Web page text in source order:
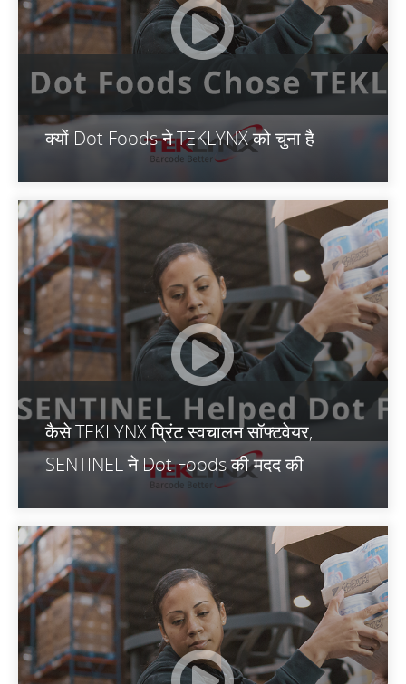
क्यों Dot Foods ने TEKLYNX को चुना है
कैसे TEKLYNX प्रिंट स्वचालन सॉफ्टवेयर,
SENTINEL ने Dot Foods की मदद की